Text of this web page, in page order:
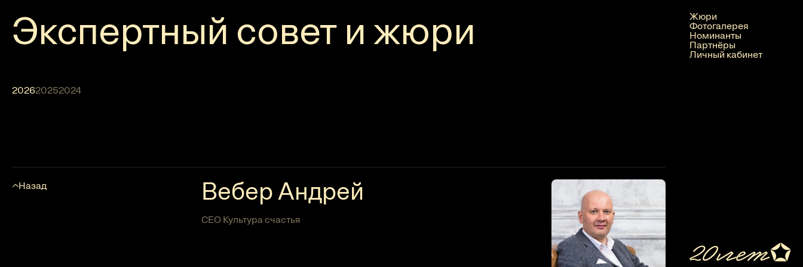
Жюри
Фотогалерея
Номинанты
Партнёры
Личный кабинет
Экспертный совет и жюри
202620252024
Назад Вебер Андрей
СЕО Культура счастья